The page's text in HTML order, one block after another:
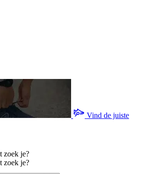
Vind de juiste
zoek je?
zoek je?